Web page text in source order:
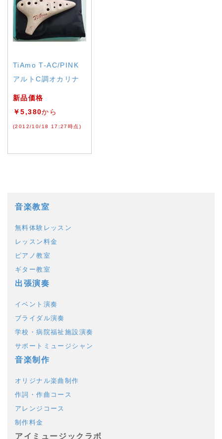
TiAmo T-AC/PINK
アルトC調オカリナ
新品価格
￥5,380から
(2012/10/18 17:27時点)
音楽教室
無料体験レッスン
レッスン料金
ピアノ教室
ギター教室
出張演奏
イベント演奏
ブライダル演奏
学校・病院福祉施設演奏
サポートミュージシャン
音楽制作
オリジナル楽曲制作
作詞・作曲コース
アレンジコース
制作料金
アイミュージックラボ